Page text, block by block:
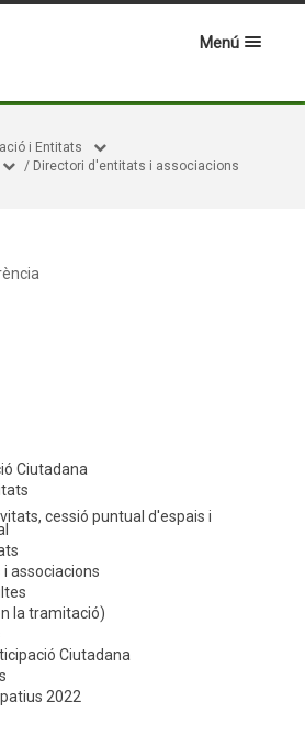
Menú
i Entitats
/ Directori d'entitats i associacions
Ciutadana
cessió puntual d'espais i
associacions
la tramitació)
Ciutadana
2022